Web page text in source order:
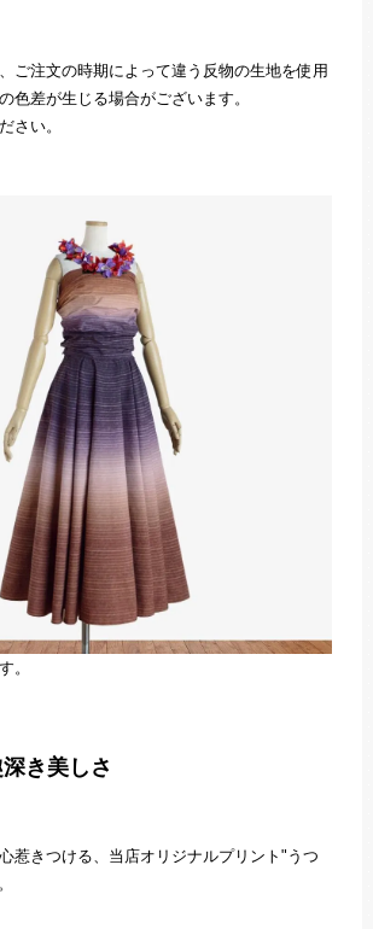
ご注文の時期によって違う反物の生地を使用
色差が生じる場合がございます。
さい。
。
き美しさ
惹きつける、当店オリジナルプリント"うつ